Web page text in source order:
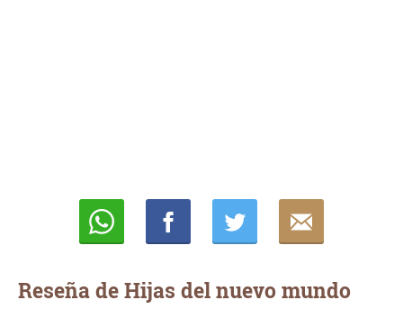
Reseña de Hijas del nuevo mundo